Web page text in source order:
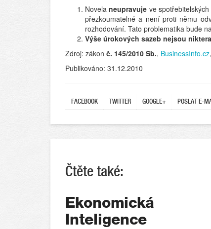
Novelaneupravuje ve
přezkoumatelné a není proti němu
rozhodování. Tato problematika bude
Výše úrokových sazeb nejsou
Zdroj: zákon č. 145/2010 Sb., BusinessInfo.cz,
Publikováno: 31.12.2010
FACEBOOK TWITTER GOOGLE+ POSLAT E-
Čtěte také:
Ekonomická
Inteligence